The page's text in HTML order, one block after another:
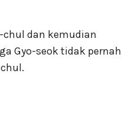
chul dan kemudian
Gyo-seok tidak pernah